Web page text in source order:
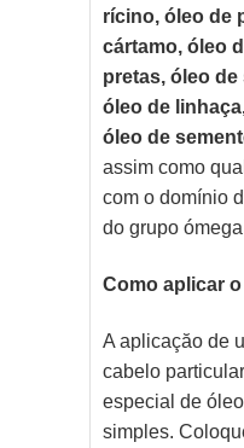
rícino, óleo de
cártamo, óleo
pretas, óleo de
óleo de
óleo de
assim como
com o domínio
do grupo
Como aplicar
A aplicaçăo de
cabelo
especial de
simples.